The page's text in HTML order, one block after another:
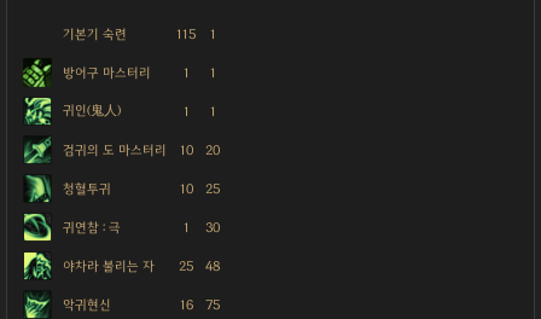
기본기 숙련 115 1
방어구 마스터리 1 1
귀인(鬼人) 1 1
검귀의 도 마스터리 10 20
청혈투귀 10 25
귀연참 : 극 1 30
야차라 불리는 자 25 48
악귀현신 16 75